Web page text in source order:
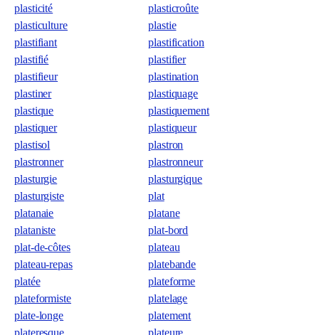
plasticité
plasticroûte
plasticulture
plastie
plastifiant
plastification
plastifié
plastifier
plastifieur
plastination
plastiner
plastiquage
plastique
plastiquement
plastiquer
plastiqueur
plastisol
plastron
plastronner
plastronneur
plasturgie
plasturgique
plasturgiste
plat
platanaie
platane
plataniste
plat-bord
plat-de-côtes
plateau
plateau-repas
platebande
platée
plateforme
plateformiste
platelage
plate-longe
platement
plateresque
plateure